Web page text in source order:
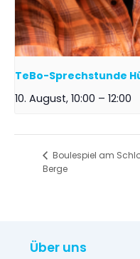
TeBo-Sprechstunde
10. August, 10:00 – 12:00
Boulespiel am
Berge
Über uns